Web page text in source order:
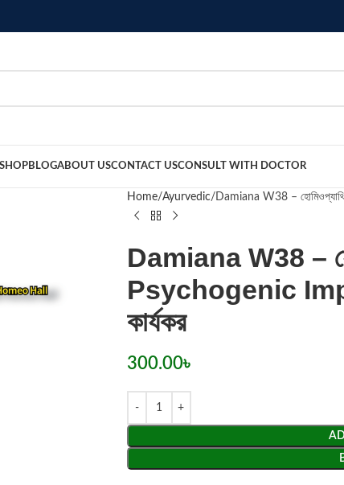
SHOPBLOGABOUT USCONTACT USCONSULT WITH DOCTOR
Home Ayurvedic Damiana W38 –
Damiana W38 –
Psychogenic
কার্যকর
300.00৳